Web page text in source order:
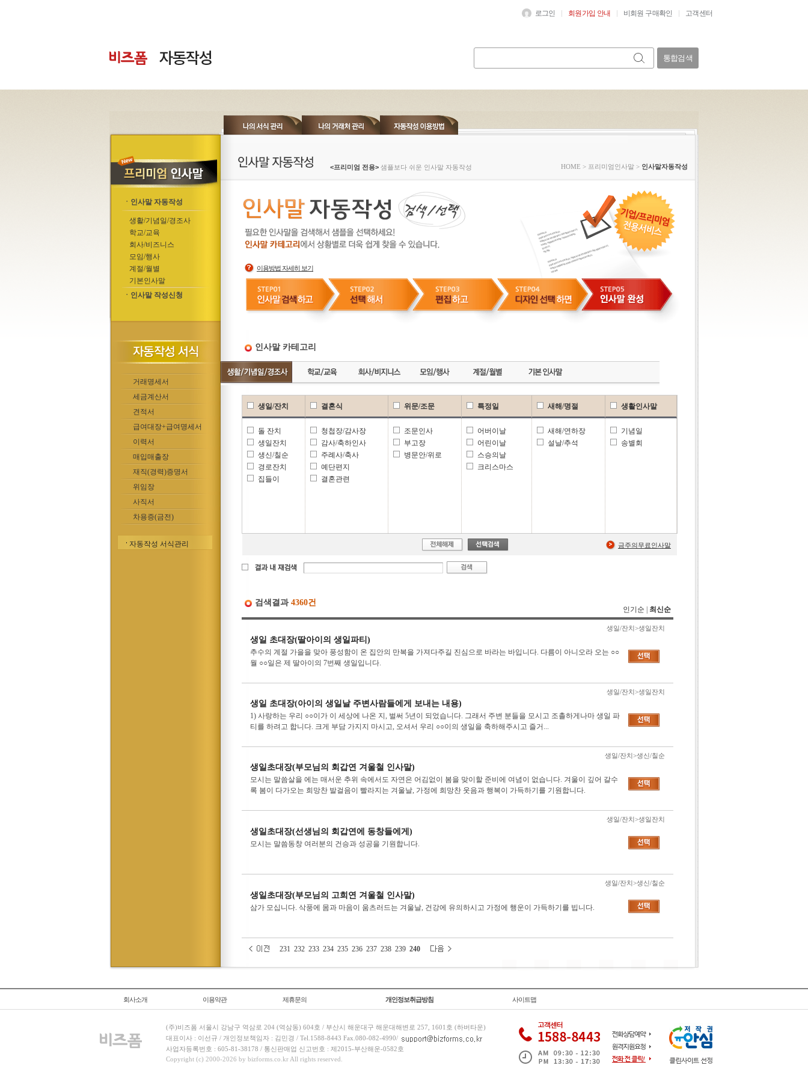
로그인 회원가입 안내 비회원 구매확인 고객센터
통합검색
ㆍ인사말 자동작성
생활/기념일/경조사
학교/교육
회사/비즈니스
모임/행사
계절/월별
기본인사말
ㆍ인사말 작성신청
거래명세서
세금계산서
견적서
급여대장+급여명세서
이력서
매입매출장
재직(경력)증명서
위임장
사직서
차용증(금전)
자동작성 서식관리
<프리미엄 전용> 샘플보다 쉬운 인사말 자동작성 HOME > 프리미엄인사말 > 인사말자동작성
이용방법 자세히 보기
인사말 카테고리
생일/잔치
돌 잔치
생일잔치
생신/칠순
경로잔치
집들이
결혼식
청첩장/감사장
감사/축하인사
주례사/축사
예단편지
결혼관련
위문/조문
조문인사
부고장
병문안/위로
특정일
어버이날
어린이날
스승의날
크리스마스
새해/명절
새해/연하장
설날/추석
생활인사말
기념일
송별회
금주의무료인사말
검색결과 4360건
인기순 최신순
생일/잔치>생일잔치
생일 초대장(딸아이의 생일파티)
추수의 계절 가을을 맞아 풍성함이 온 집안의 만복을 가져다주길 진심으로 바라는 바입니다. 다름이 아니오라 오는 ○○
월 ○○일은 제 딸아이의 7번째 생일입니다.
생일/잔치>생일잔치
생일 초대장(아이의 생일날 주변사람들에게 보내는 내용)
1) 사랑하는 우리 ○○이가 이 세상에 나온 지, 벌써 5년이 되었습니다. 그래서 주변 분들을 모시고 조촐하게나마 생일 파
티를 하려고 합니다. 크게 부담 가지지 마시고, 오셔서 우리 ○○이의 생일을 축하해주시고 즐거...
생일/잔치>생신/칠순
생일초대장(부모님의 회갑연 겨울철 인사말)
모시는 말씀살을 에는 매서운 추위 속에서도 자연은 어김없이 봄을 맞이할 준비에 여념이 없습니다. 겨울이 깊어 갈수
록 봄이 다가오는 희망찬 발걸음이 빨라지는 겨울날, 가정에 희망찬 웃음과 행복이 가득하기를 기원합니다.
생일/잔치>생일잔치
생일초대장(선생님의 회갑연에 동창들에게)
모시는 말씀동창 여러분의 건승과 성공을 기원합니다.
생일/잔치>생신/칠순
생일초대장(부모님의 고희연 겨울철 인사말)
삼가 모십니다. 삭풍에 몸과 마음이 움츠러드는 겨울날, 건강에 유의하시고 가정에 행운이 가득하기를 빕니다.
231 232 233 234 235 236 237 238 239 240
회사소개 이용약관 제휴문의 개인정보취급방침 사이트맵
(주)비즈폼 서울시 강남구 역삼로 204 (역삼동) 604호 / 부산시 해운대구 해운대해변로 257, 1601호 (하버타운)
대표이사 : 이선규 / 개인정보책임자 : 김민경 / Tel.1588-8443 Fax.080-082-4990/
사업자등록번호 : 605-81-38178 / 통신판매업 신고번호 : 제2015-부산해운-0582호
Copyright (c) 2000-2026 by bizforms.co.kr All rights reserved.